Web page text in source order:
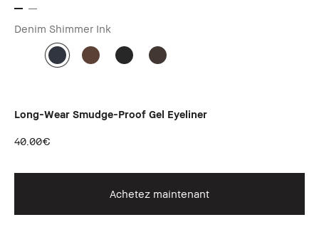
Denim Shimmer Ink
Long-Wear Smudge-Proof Gel Eyeliner
40.00€
Achetez maintenant